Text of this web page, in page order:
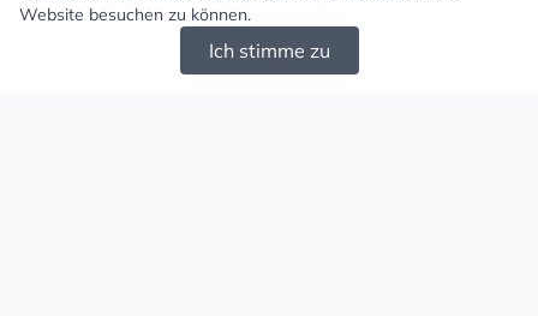
Website besuchen zu können.
Ich stimme zu